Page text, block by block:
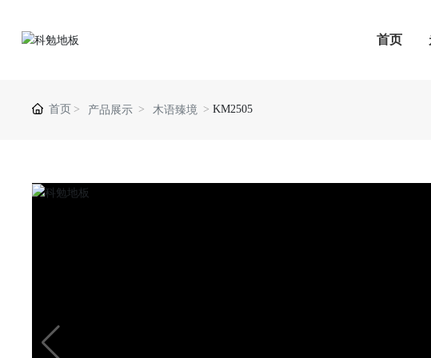
首页
首页 产品展示 木语臻境 KM2505